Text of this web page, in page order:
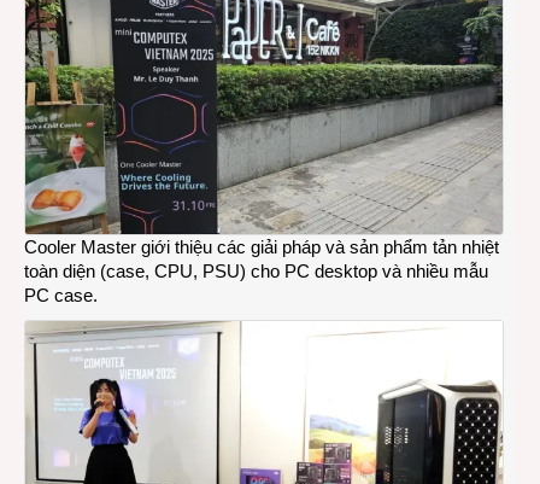
Cooler Master giới thiệu các giải pháp và sản phẩm tản nhiệt
toàn diện (case, CPU, PSU) cho PC desktop và nhiều mẫu
PC case.